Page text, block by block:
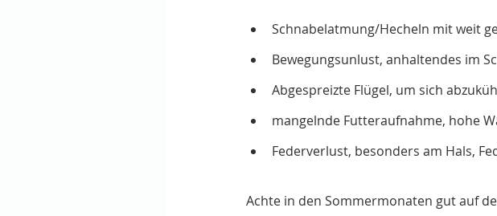
Schnabelatmung/Hecheln mit weit
Bewegungsunlust, anhaltendes im
Abgespreizte Flügel, um sich
mangelnde Futteraufnahme, hohe
Federverlust, besonders am Hals,
Achte in den Sommermonaten gut auf